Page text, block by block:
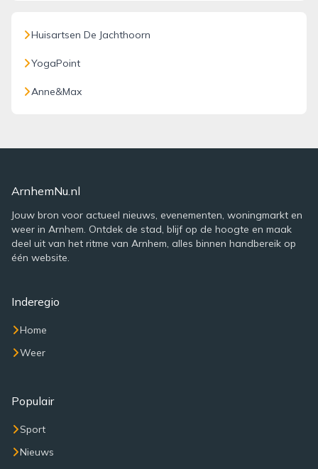
Huisartsen De Jachthoorn
YogaPoint
Anne&Max
ArnhemNu.nl
Jouw bron voor actueel nieuws, evenementen, woningmarkt en
weer in Arnhem. Ontdek de stad, blijf op de hoogte en maak
deel uit van het ritme van Arnhem, alles binnen handbereik op
één website.
Inderegio
Home
Weer
Populair
Sport
Nieuws